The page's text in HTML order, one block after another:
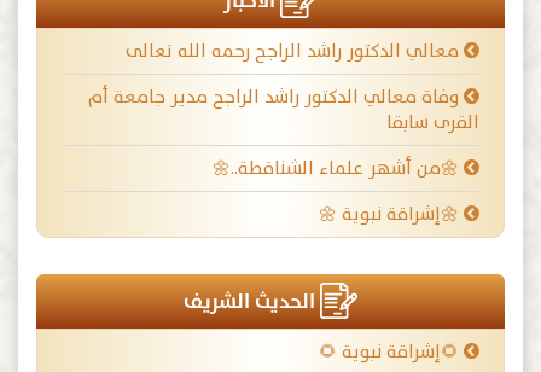
معالي الدكتور راشد الراجح رحمه الله تعالى
وفاة معالي الدكتور راشد الراجح مدير جامعة أم
القرى سابقا
🌼من أشهر علماء الشناقطة..🌼
🌼إشراقة نبوية 🌼
الحديث الشريف
🌻إشراقة نبوية 🌻